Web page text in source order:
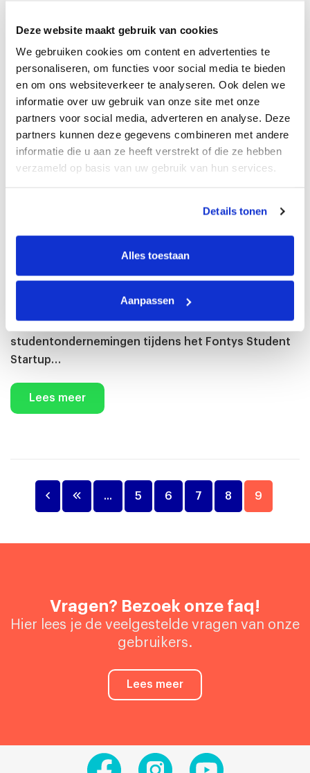
Deze website maakt gebruik van cookies
We gebruiken cookies om content en advertenties te
personaliseren, om functies voor social media te bieden
en om ons websiteverkeer te analyseren. Ook delen we
informatie over uw gebruik van onze site met onze
partners voor social media, adverteren en analyse. Deze
partners kunnen deze gegevens combineren met andere
informatie die u aan ze heeft verstrekt of die ze hebben
verzameld op basis van uw gebruik van hun services.
Details tonen
Alles toestaan
Aanpassen
Occasionkeuring Nederland beste
Jimmy Greijmans (Fontys Economische Hogeschool
student-startup van Fontys. Hij versloeg
donderdag met zijn veelbelovend idee vijf andere
studentondernemingen tijdens het Fontys Student
Startup…
Lees meer
... 5 6 7 8 9
Vragen? Bezoek onze faq!
Hier lees je de veelgestelde vragen van onze
gebruikers.
Lees meer